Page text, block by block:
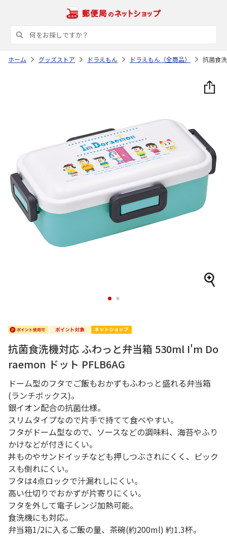
ホーム グッズストア ドラえもん ドラえもん（全商品） 抗菌食
1 2
抗菌食洗機対応 ふわっと弁当箱 530ml I'm Do
raemon ドット PFLB6AG
ドーム型のフタでご飯もおかずもふわっと盛れる弁当箱
(ランチボックス)。
銀イオン配合の抗菌仕様。
スリムタイプなので片手で持てて食べやすい。
フタがドーム型なので、ソースなどの調味料、海苔やふり
かけなどが付きにくい。
丼ものやサンドイッチなども押しつぶされにくく、ピック
スも倒れにくい。
フタは4点ロックで汁漏れしにくい。
高い仕切りでおかずが片寄りにくい。
フタを外して電子レンジ加熱可能。
食洗機にも対応。
弁当箱1/2に入るご飯の量、茶碗(約200ml) 約1.3杯。